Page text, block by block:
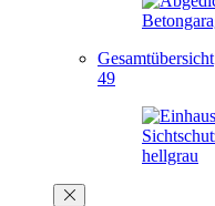
Gesamtübersicht
49